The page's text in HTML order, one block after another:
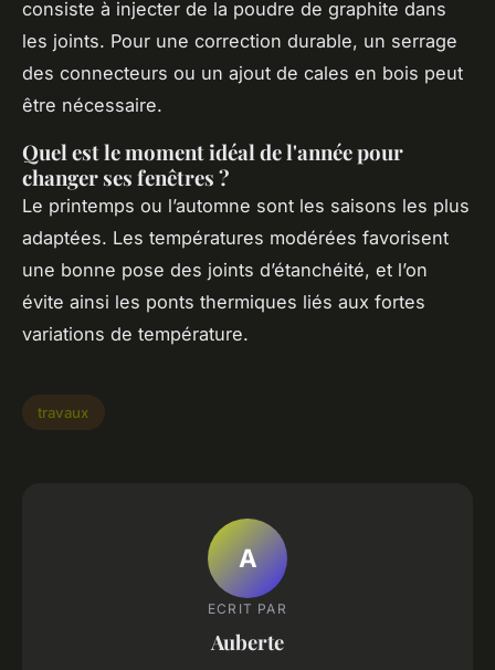
consiste à injecter de la poudre de graphite dans
les joints. Pour une correction durable, un serrage
des connecteurs ou un ajout de cales en bois peut
être nécessaire.
Quel est le moment idéal de l'année pour
changer ses fenêtres ?
Le printemps ou l’automne sont les saisons les plus
adaptées. Les températures modérées favorisent
une bonne pose des joints d’étanchéité, et l’on
évite ainsi les ponts thermiques liés aux fortes
variations de température.
travaux
A
ECRIT PAR
Auberte